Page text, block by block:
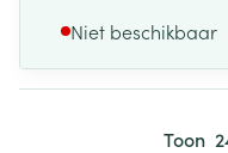
Niet beschikbaar
Toon